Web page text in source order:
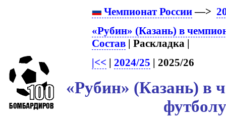
Чемпионат России—>
«Рубин» (Казань) в
Состав | Раскладка |
|<< | 2024/25 | 2025/26
«Рубин» (Казань) в